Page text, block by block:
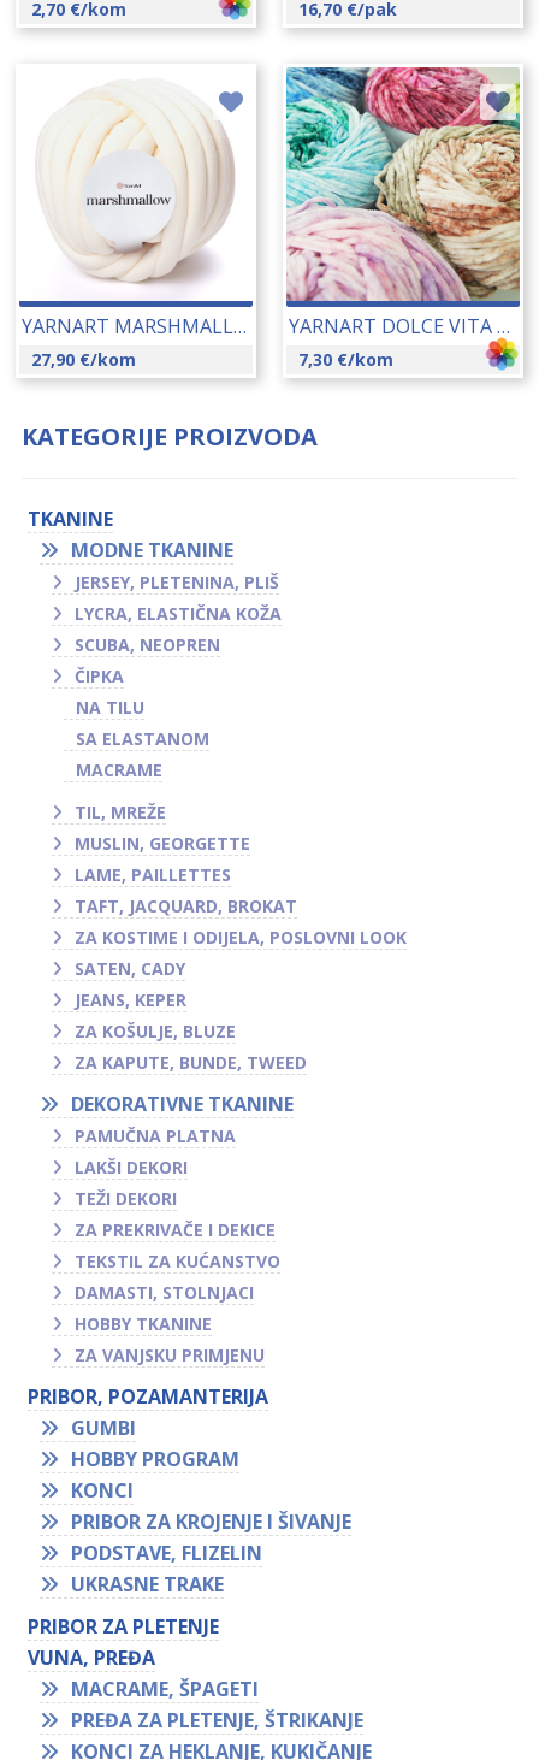
2,70 €/kom 16,70 €/pak
YARNART MARSHMALLOW 750 GR 26005-903
27,90 €/kom
YARNART DOLCE VITA 150 GR 25114
7,30 €/kom
KATEGORIJE PROIZVODA
TKANINE
MODNE TKANINE
JERSEY, PLETENINA, PLIŠ
LYCRA, ELASTIČNA KOŽA
SCUBA, NEOPREN
ČIPKA
NA TILU
SA ELASTANOM
MACRAME
TIL, MREŽE
MUSLIN, GEORGETTE
LAME, PAILLETTES
TAFT, JACQUARD, BROKAT
ZA KOSTIME I ODIJELA, POSLOVNI LOOK
SATEN, CADY
JEANS, KEPER
ZA KOŠULJE, BLUZE
ZA KAPUTE, BUNDE, TWEED
DEKORATIVNE TKANINE
PAMUČNA PLATNA
LAKŠI DEKORI
TEŽI DEKORI
ZA PREKRIVAČE I DEKICE
TEKSTIL ZA KUĆANSTVO
DAMASTI, STOLNJACI
HOBBY TKANINE
ZA VANJSKU PRIMJENU
PRIBOR, POZAMANTERIJA
GUMBI
HOBBY PROGRAM
KONCI
PRIBOR ZA KROJENJE I ŠIVANJE
PODSTAVE, FLIZELIN
UKRASNE TRAKE
PRIBOR ZA PLETENJE
VUNA, PREĐA
MACRAME, ŠPAGETI
PREĐA ZA PLETENJE, ŠTRIKANJE
KONCI ZA HEKLANJE, KUKIČANJE